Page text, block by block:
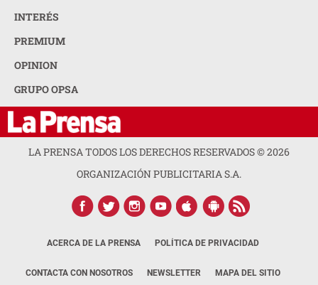
INTERÉS
PREMIUM
OPINION
GRUPO OPSA
LA PRENSA TODOS LOS DERECHOS RESERVADOS ©2026
ORGANIZACIÓN PUBLICITARIA S.A.
ACERCA DE LA PRENSA POLÍTICA DE PRIVACIDAD
CONTACTA CON NOSOTROS NEWSLETTER MAPA DEL SITIO